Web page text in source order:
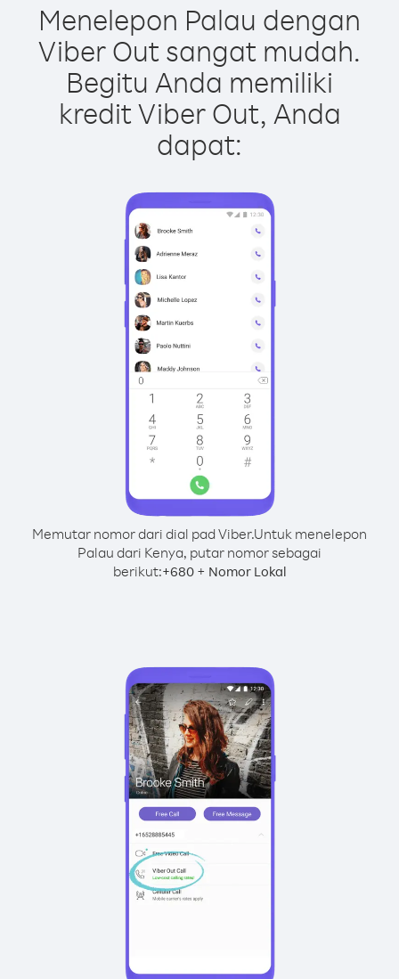
Menelepon Palau dengan
Viber Out sangat mudah.
Begitu Anda memiliki
kredit Viber Out, Anda
dapat:
Memutar nomor dari dial pad Viber.Untuk menelepon
Palau dari Kenya, putar nomor sebagai
berikut:+680+ Nomor Lokal